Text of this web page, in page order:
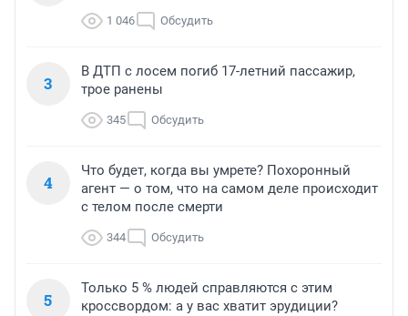
1 046 Обсудить
3
В ДТП с лосем погиб 17-летний пассажир,
трое ранены
345 Обсудить
4
Что будет, когда вы умрете? Похоронный
агент — о том, что на самом деле происходит
с телом после смерти
344 Обсудить
5
Только 5 % людей справляются с этим
кроссвордом: а у вас хватит эрудиции?